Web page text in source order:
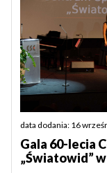
data dodania: 16
Gala 60-lecia
„Światowid”